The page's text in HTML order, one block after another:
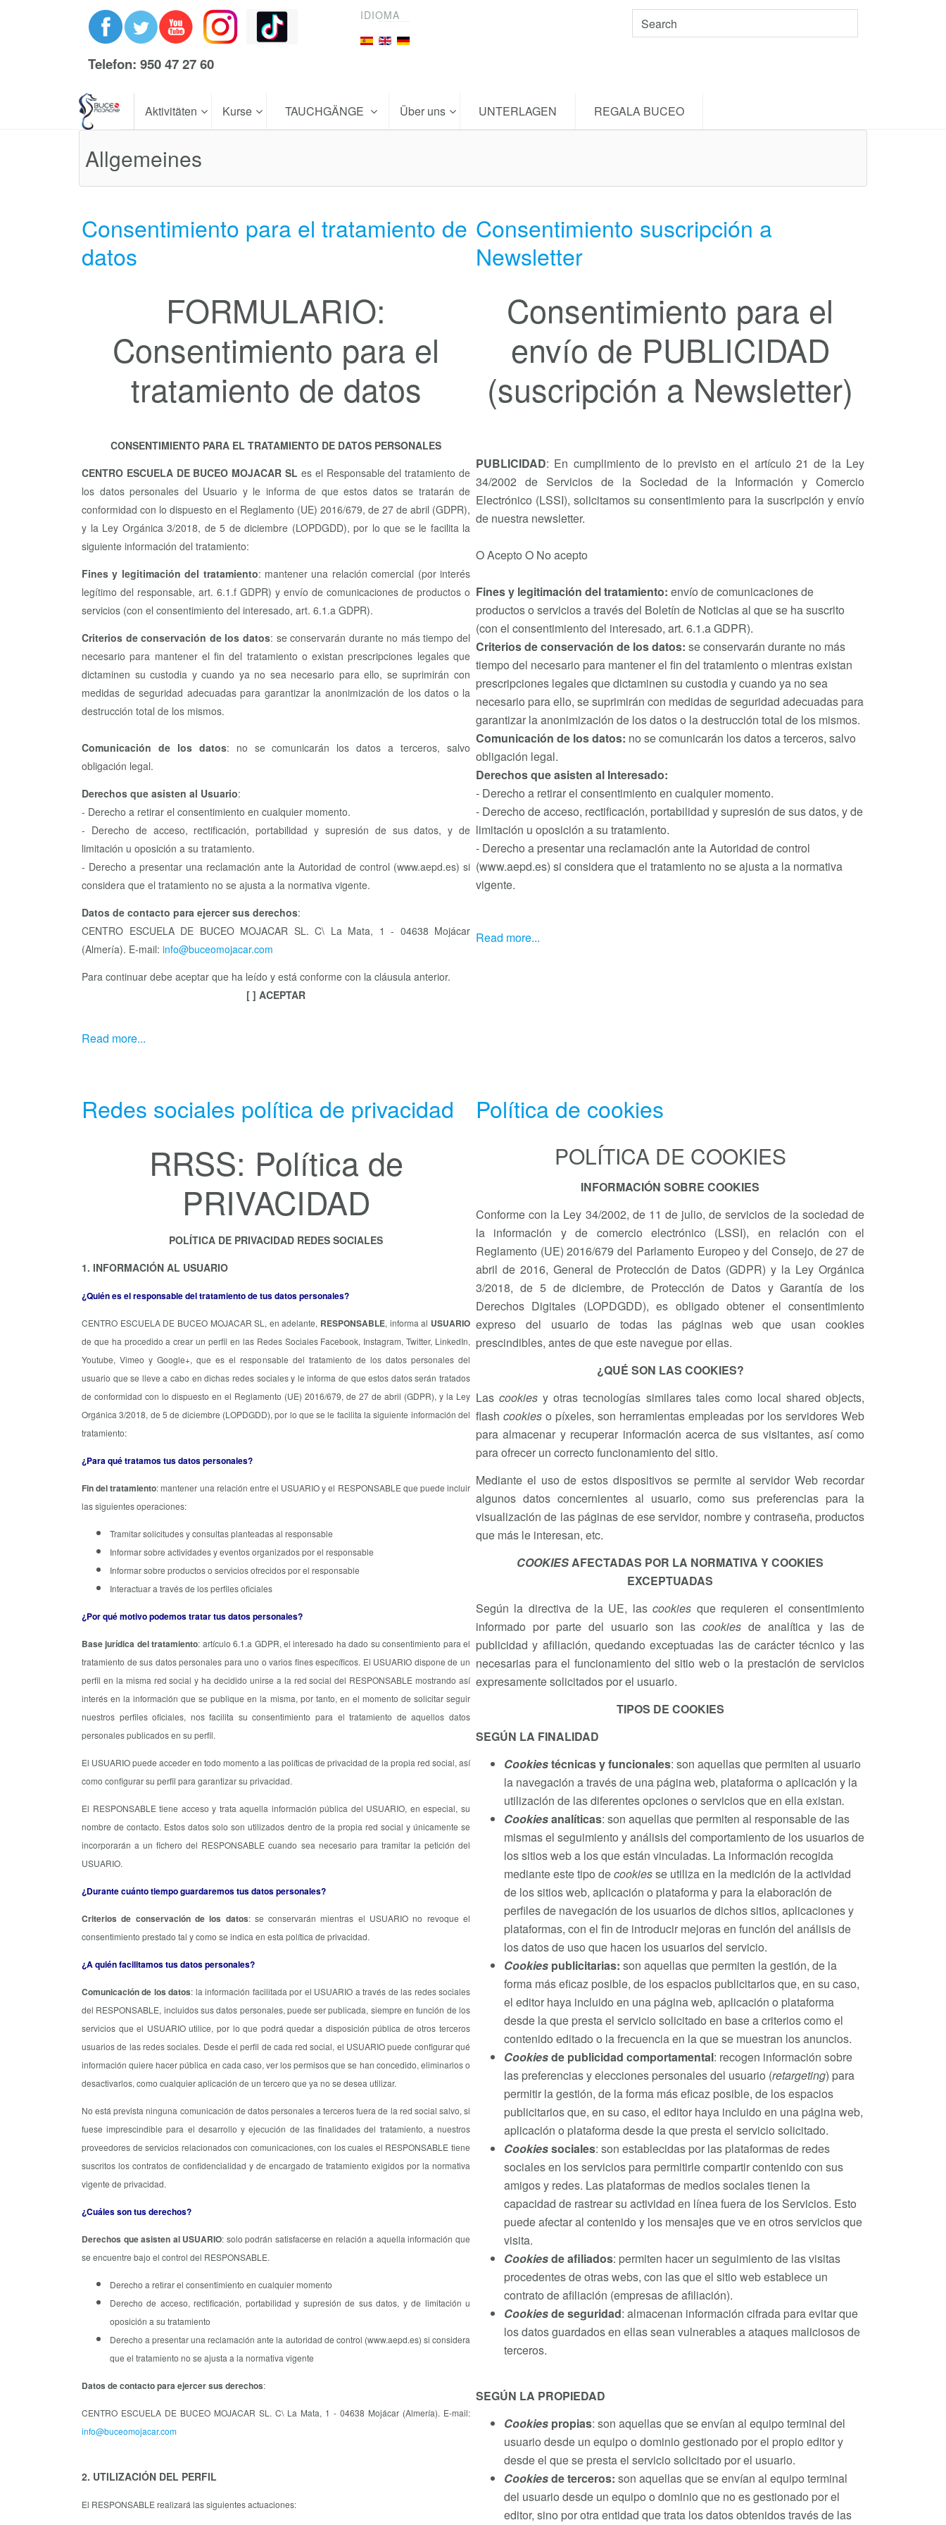
Telefon: 950 47 27 60
IDIOMA
Aktivitäten Kurse TAUCHGÄNGE Über uns UNTERLAGEN REGALA BUCEO
Allgemeines
Consentimiento para el tratamiento de
datos
FORMULARIO:
Consentimiento para el
tratamiento de datos
CONSENTIMIENTO PARA EL TRATAMIENTO DE DATOS PERSONALES
CENTRO ESCUELA DE BUCEO MOJACAR SL es el Responsable del tratamiento de
los datos personales del Usuario y le informa de que estos datos se tratarán de
conformidad con lo dispuesto en el Reglamento (UE) 2016/679, de 27 de abril (GDPR),
y la Ley Orgánica 3/2018, de 5 de diciembre (LOPDGDD), por lo que se le facilita la
siguiente información del tratamiento:
Fines y legitimación del tratamiento: mantener una relación comercial (por interés
legítimo del responsable, art. 6.1.f GDPR) y envío de comunicaciones de productos o
servicios (con el consentimiento del interesado, art. 6.1.a GDPR).
Criterios de conservación de los datos: se conservarán durante no más tiempo del
necesario para mantener el fin del tratamiento o existan prescripciones legales que
dictaminen su custodia y cuando ya no sea necesario para ello, se suprimirán con
medidas de seguridad adecuadas para garantizar la anonimización de los datos o la
destrucción total de los mismos.
Comunicación de los datos: no se comunicarán los datos a terceros, salvo
obligación legal.
Derechos que asisten al Usuario:
- Derecho a retirar el consentimiento en cualquier momento.
- Derecho de acceso, rectificación, portabilidad y supresión de sus datos, y de
limitación u oposición a su tratamiento.
- Derecho a presentar una reclamación ante la Autoridad de control (www.aepd.es) si
considera que el tratamiento no se ajusta a la normativa vigente.
Datos de contacto para ejercer sus derechos:
CENTRO ESCUELA DE BUCEO MOJACAR SL. C\ La Mata, 1 - 04638 Mojácar
(Almería). E-mail: info@buceomojacar.com
Para continuar debe aceptar que ha leído y está conforme con la cláusula anterior.
[ ] ACEPTAR
Read more...
Consentimiento suscripción a
Newsletter
Consentimiento para el
envío de PUBLICIDAD
(suscripción a Newsletter)
PUBLICIDAD: En cumplimiento de lo previsto en el artículo 21 de la Ley
34/2002 de Servicios de la Sociedad de la Información y Comercio
Electrónico (LSSI), solicitamos su consentimiento para la suscripción y envío
de nuestra newsletter.
O Acepto O No acepto
Fines y legitimación del tratamiento: envío de comunicaciones de
productos o servicios a través del Boletín de Noticias al que se ha suscrito
(con el consentimiento del interesado, art. 6.1.a GDPR).
Criterios de conservación de los datos: se conservarán durante no más
tiempo del necesario para mantener el fin del tratamiento o mientras existan
prescripciones legales que dictaminen su custodia y cuando ya no sea
necesario para ello, se suprimirán con medidas de seguridad adecuadas para
garantizar la anonimización de los datos o la destrucción total de los mismos.
Comunicación de los datos: no se comunicarán los datos a terceros, salvo
obligación legal.
Derechos que asisten al Interesado:
- Derecho a retirar el consentimiento en cualquier momento.
- Derecho de acceso, rectificación, portabilidad y supresión de sus datos, y de
limitación u oposición a su tratamiento.
- Derecho a presentar una reclamación ante la Autoridad de control
(www.aepd.es) si considera que el tratamiento no se ajusta a la normativa
vigente.
Read more...
Redes sociales política de privacidad
RRSS: Política de
PRIVACIDAD
POLÍTICA DE PRIVACIDAD REDES SOCIALES
1. INFORMACIÓN AL USUARIO
¿Quién es el responsable del tratamiento de tus datos personales?
CENTRO ESCUELA DE BUCEO MOJACAR SL, en adelante, RESPONSABLE, informa al USUARIO
de que ha procedido a crear un perfil en las Redes Sociales Facebook, Instagram, Twitter, LinkedIn,
Youtube, Vimeo y Google+, que es el responsable del tratamiento de los datos personales del
usuario que se lleve a cabo en dichas redes sociales y le informa de que estos datos serán tratados
de conformidad con lo dispuesto en el Reglamento (UE) 2016/679, de 27 de abril (GDPR), y la Ley
Orgánica 3/2018, de 5 de diciembre (LOPDGDD), por lo que se le facilita la siguiente información del
tratamiento:
¿Para qué tratamos tus datos personales?
Fin del tratamiento: mantener una relación entre el USUARIO y el RESPONSABLE que puede incluir
las siguientes operaciones:
Tramitar solicitudes y consultas planteadas al responsable
Informar sobre actividades y eventos organizados por el responsable
Informar sobre productos o servicios ofrecidos por el responsable
Interactuar a través de los perfiles oficiales
¿Por qué motivo podemos tratar tus datos personales?
Base jurídica del tratamiento: artículo 6.1.a GDPR, el interesado ha dado su consentimiento para el
tratamiento de sus datos personales para uno o varios fines específicos. El USUARIO dispone de un
perfil en la misma red social y ha decidido unirse a la red social del RESPONSABLE mostrando así
interés en la información que se publique en la misma, por tanto, en el momento de solicitar seguir
nuestros perfiles oficiales, nos facilita su consentimiento para el tratamiento de aquellos datos
personales publicados en su perfil.
El USUARIO puede acceder en todo momento a las políticas de privacidad de la propia red social, así
como configurar su perfil para garantizar su privacidad.
El RESPONSABLE tiene acceso y trata aquella información pública del USUARIO, en especial, su
nombre de contacto. Estos datos solo son utilizados dentro de la propia red social y únicamente se
incorporarán a un fichero del RESPONSABLE cuando sea necesario para tramitar la petición del
USUARIO.
¿Durante cuánto tiempo guardaremos tus datos personales?
Criterios de conservación de los datos: se conservarán mientras el USUARIO no revoque el
consentimiento prestado tal y como se indica en esta política de privacidad.
¿A quién facilitamos tus datos personales?
Comunicación de los datos: la información facilitada por el USUARIO a través de las redes sociales
del RESPONSABLE, incluidos sus datos personales, puede ser publicada, siempre en función de los
servicios que el USUARIO utilice, por lo que podrá quedar a disposición pública de otros terceros
usuarios de las redes sociales. Desde el perfil de cada red social, el USUARIO puede configurar qué
información quiere hacer pública en cada caso, ver los permisos que se han concedido, eliminarlos o
desactivarlos, como cualquier aplicación de un tercero que ya no se desea utilizar.
No está prevista ninguna comunicación de datos personales a terceros fuera de la red social salvo, si
fuese imprescindible para el desarrollo y ejecución de las finalidades del tratamiento, a nuestros
proveedores de servicios relacionados con comunicaciones, con los cuales el RESPONSABLE tiene
suscritos los contratos de confidencialidad y de encargado de tratamiento exigidos por la normativa
vigente de privacidad.
¿Cuáles son tus derechos?
Derechos que asisten al USUARIO: solo podrán satisfacerse en relación a aquella información que
se encuentre bajo el control del RESPONSABLE.
Derecho a retirar el consentimiento en cualquier momento
Derecho de acceso, rectificación, portabilidad y supresión de sus datos, y de limitación u
oposición a su tratamiento
Derecho a presentar una reclamación ante la autoridad de control (www.aepd.es) si considera
que el tratamiento no se ajusta a la normativa vigente
Datos de contacto para ejercer sus derechos:
CENTRO ESCUELA DE BUCEO MOJACAR SL. C\ La Mata, 1 - 04638 Mojácar (Almería). E-mail:
info@buceomojacar.com
2. UTILIZACIÓN DEL PERFIL
El RESPONSABLE realizará las siguientes actuaciones:
Política de cookies
POLÍTICA DE COOKIES
INFORMACIÓN SOBRE COOKIES
Conforme con la Ley 34/2002, de 11 de julio, de servicios de la sociedad de
la información y de comercio electrónico (LSSI), en relación con el
Reglamento (UE) 2016/679 del Parlamento Europeo y del Consejo, de 27 de
abril de 2016, General de Protección de Datos (GDPR) y la Ley Orgánica
3/2018, de 5 de diciembre, de Protección de Datos y Garantía de los
Derechos Digitales (LOPDGDD), es obligado obtener el consentimiento
expreso del usuario de todas las páginas web que usan cookies
prescindibles, antes de que este navegue por ellas.
¿QUÉ SON LAS COOKIES?
Lascookiesy otras tecnologías similares tales como local shared objects,
flash cookies o píxeles, son herramientas empleadas por los servidores Web
para almacenar y recuperar información acerca de sus visitantes, así como
para ofrecer un correcto funcionamiento del sitio.
Mediante el uso de estos dispositivos se permite al servidor Web recordar
algunos datos concernientes al usuario, como sus preferencias para la
visualización de las páginas de ese servidor, nombre y contraseña, productos
que más le interesan, etc.
COOKIESAFECTADAS POR LA NORMATIVA Y COOKIES
EXCEPTUADAS
Según la directiva de la UE, lascookies que requieren el consentimiento
informado por parte del usuario son las cookies de analítica y las de
publicidad y afiliación, quedando exceptuadas las de carácter técnico y las
necesarias para el funcionamiento del sitio web o la prestación de servicios
expresamente solicitados por el usuario.
TIPOS DE COOKIES
SEGÚN LA FINALIDAD
Cookiestécnicas y funcionales: son aquellas que permiten al usuario
la navegación a través de una página web, plataforma o aplicación y la
utilización de las diferentes opciones o servicios que en ella existan.
Cookiesanalíticas: son aquellas que permiten al responsable de las
mismas el seguimiento y análisis del comportamiento de los usuarios de
los sitios web a los que están vinculadas. La información recogida
mediante este tipo decookiesse utiliza en la medición de la actividad
de los sitios web, aplicación o plataforma y para la elaboración de
perfiles de navegación de los usuarios de dichos sitios, aplicaciones y
plataformas, con el fin de introducir mejoras en función del análisis de
los datos de uso que hacen los usuarios del servicio.
Cookies publicitarias: son aquellas que permiten la gestión, de la
forma más eficaz posible, de los espacios publicitarios que, en su caso,
el editor haya incluido en una página web, aplicación o plataforma
desde la que presta el servicio solicitado en base a criterios como el
contenido editado o la frecuencia en la que se muestran los anuncios.
Cookiesde publicidad comportamental: recogen información sobre
las preferencias y elecciones personales del usuario (retargeting) para
permitir la gestión, de la forma más eficaz posible, de los espacios
publicitarios que, en su caso, el editor haya incluido en una página web,
aplicación o plataforma desde la que presta el servicio solicitado.
Cookiessociales: son establecidas por las plataformas de redes
sociales en los servicios para permitirle compartir contenido con sus
amigos y redes. Las plataformas de medios sociales tienen la
capacidad de rastrear su actividad en línea fuera de los Servicios. Esto
puede afectar al contenido y los mensajes que ve en otros servicios que
visita.
Cookiesde afiliados: permiten hacer un seguimiento de las visitas
procedentes de otras webs, con las que el sitio web establece un
contrato de afiliación (empresas de afiliación).
Cookiesde seguridad: almacenan información cifrada para evitar que
los datos guardados en ellas sean vulnerables a ataques maliciosos de
terceros.
SEGÚN LA PROPIEDAD
Cookies propias: son aquellas que se envían al equipo terminal del
usuario desde un equipo o dominio gestionado por el propio editor y
desde el que se presta el servicio solicitado por el usuario.
Cookiesde terceros: son aquellas que se envían al equipo terminal
del usuario desde un equipo o dominio que no es gestionado por el
editor, sino por otra entidad que trata los datos obtenidos través de las